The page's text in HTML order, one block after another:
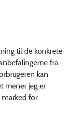
til de konkrete
fra
kan
mener jeg er
for